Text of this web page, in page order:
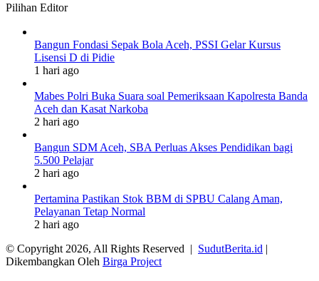
Pilihan Editor
Bangun Fondasi Sepak Bola Aceh, PSSI Gelar Kursus
Lisensi D di Pidie
1 hari ago
Mabes Polri Buka Suara soal Pemeriksaan Kapolresta Banda
Aceh dan Kasat Narkoba
2 hari ago
Bangun SDM Aceh, SBA Perluas Akses Pendidikan bagi
5.500 Pelajar
2 hari ago
Pertamina Pastikan Stok BBM di SPBU Calang Aman,
Pelayanan Tetap Normal
2 hari ago
© Copyright 2026, All Rights Reserved | SudutBerita.id |
Dikembangkan Oleh Birga Project